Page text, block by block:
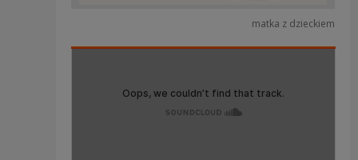
matka z dzieckiem